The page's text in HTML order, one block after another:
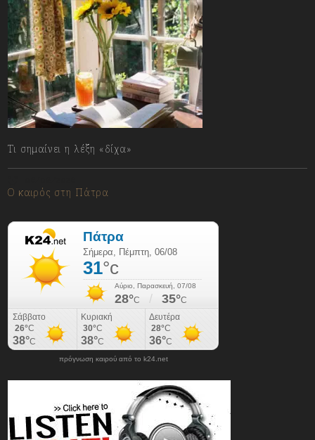
Τι σημαίνει η λέξη «δίχα»
Ο καιρός στη Πάτρα
πρόγνωση καιρού από το k24.net